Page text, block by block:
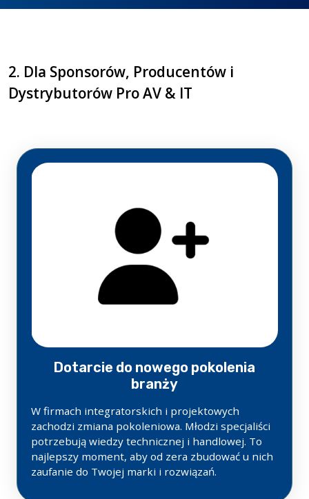
2. Dla Sponsorów, Producentów i
Dystrybutorów Pro AV & IT
Dotarcie do nowego pokolenia
branży
W firmach integratorskich i projektowych
zachodzi zmiana pokoleniowa. Młodzi specjaliści
potrzebują wiedzy technicznej i handlowej. To
najlepszy moment, aby od zera zbudować u nich
zaufanie do Twojej marki i rozwiązań.